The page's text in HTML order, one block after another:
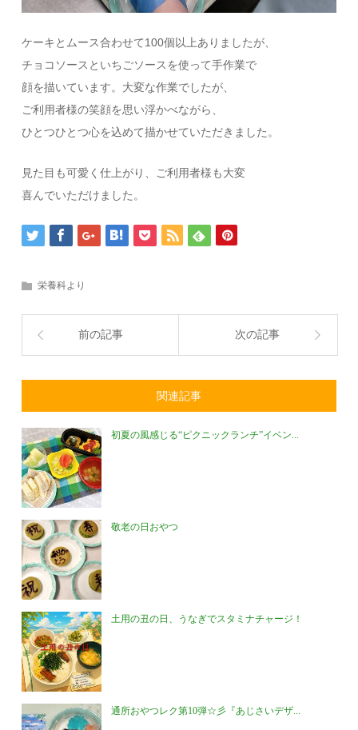
ケーキとムース合わせて100個以上ありましたが、
チョコソースといちごソースを使って手作業で
顔を描いています。大変な作業でしたが、
ご利用者様の笑顔を思い浮かべながら、
ひとつひとつ心を込めて描かせていただきました。
見た目も可愛く仕上がり、ご利用者様も大変
喜んでいただけました。
栄養科より
前の記事 次の記事
関連記事
初夏の風感じる“ピクニックランチ”イベン...
敬老の日おやつ
土用の丑の日、うなぎでスタミナチャージ！
通所おやつレク第10弾☆彡『あじさいデザ...